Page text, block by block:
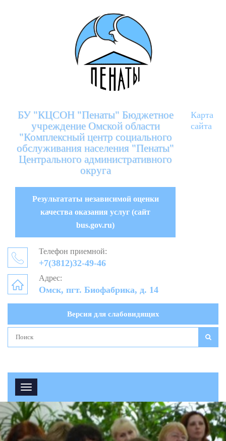
БУ "КЦСОН "Пенаты" Бюджетное
учреждение Омской области
"Комплексный центр социального
обслуживания населения "Пенаты"
Центрального административного
округа
Результататы независимой оценки
качества оказания услуг (сайт
bus.gov.ru)
Карта
сайта
Телефон приемной:
+7(3812)32-49-46
Адрес:
Омск, пгт. Биофабрика, д. 14
Версия для слабовидящих